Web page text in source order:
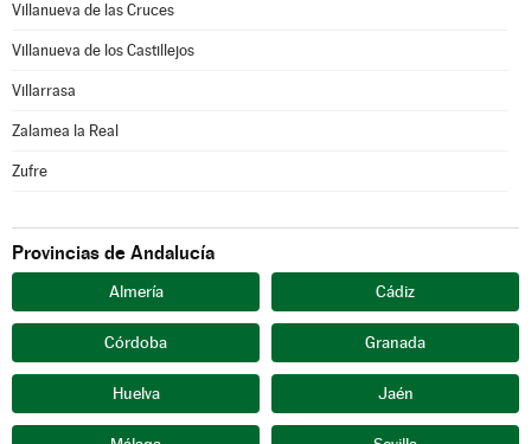
Villanueva de las Cruces
Villanueva de los Castillejos
Villarrasa
Zalamea la Real
Zufre
Provincias de Andalucía
Almería Cádiz
Córdoba Granada
Huelva Jaén